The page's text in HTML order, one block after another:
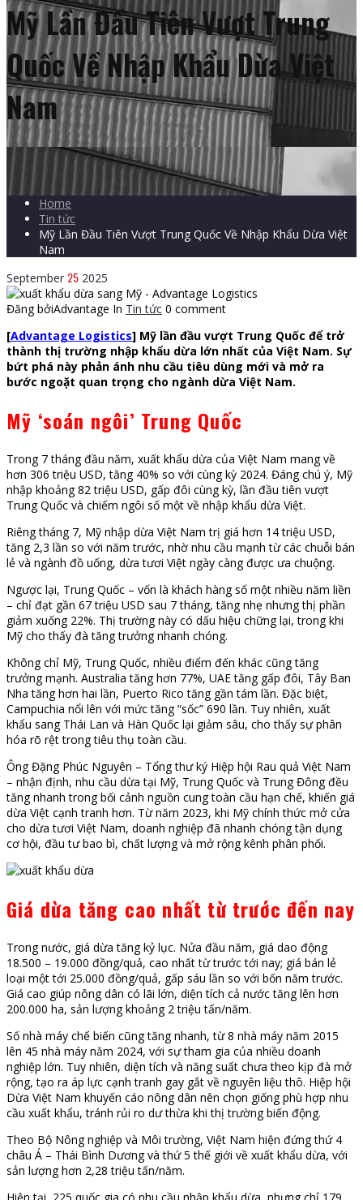
Mỹ Lần Đầu Tiên Vượt Trung
Quốc Về Nhập Khẩu Dừa Việt
Nam
Home
Tin tức
Mỹ Lần Đầu Tiên Vượt Trung Quốc Về Nhập Khẩu Dừa Việt
Nam
September 25 2025
Đăng bởiAdvantage In Tin tức 0 comment
[Advantage Logistics] Mỹ lần đầu vượt Trung Quốc để trở
thành thị trường nhập khẩu dừa lớn nhất của Việt Nam. Sự
bứt phá này phản ánh nhu cầu tiêu dùng mới và mở ra
bước ngoặt quan trọng cho ngành dừa Việt Nam.
Mỹ ‘soán ngôi’ Trung Quốc
Trong 7 tháng đầu năm, xuất khẩu dừa của Việt Nam mang về
hơn 306 triệu USD, tăng 40% so với cùng kỳ 2024. Đáng chú ý, Mỹ
nhập khoảng 82 triệu USD, gấp đôi cùng kỳ, lần đầu tiên vượt
Trung Quốc và chiếm ngôi số một về nhập khẩu dừa Việt.
Riêng tháng 7, Mỹ nhập dừa Việt Nam trị giá hơn 14 triệu USD,
tăng 2,3 lần so với năm trước, nhờ nhu cầu mạnh từ các chuỗi bán
lẻ và ngành đồ uống, dừa tươi Việt ngày càng được ưa chuộng.
Ngược lại, Trung Quốc – vốn là khách hàng số một nhiều năm liền
– chỉ đạt gần 67 triệu USD sau 7 tháng, tăng nhẹ nhưng thị phần
giảm xuống 22%. Thị trường này có dấu hiệu chững lại, trong khi
Mỹ cho thấy đà tăng trưởng nhanh chóng.
Không chỉ Mỹ, Trung Quốc, nhiều điểm đến khác cũng tăng
trưởng mạnh. Australia tăng hơn 77%, UAE tăng gấp đôi, Tây Ban
Nha tăng hơn hai lần, Puerto Rico tăng gần tám lần. Đặc biệt,
Campuchia nổi lên với mức tăng “sốc” 690 lần. Tuy nhiên, xuất
khẩu sang Thái Lan và Hàn Quốc lại giảm sâu, cho thấy sự phân
hóa rõ rệt trong tiêu thụ toàn cầu.
Ông Đặng Phúc Nguyên – Tổng thư ký Hiệp hội Rau quả Việt Nam
– nhận định, nhu cầu dừa tại Mỹ, Trung Quốc và Trung Đông đều
tăng nhanh trong bối cảnh nguồn cung toàn cầu hạn chế, khiến giá
dừa Việt cạnh tranh hơn. Từ năm 2023, khi Mỹ chính thức mở cửa
cho dừa tươi Việt Nam, doanh nghiệp đã nhanh chóng tận dụng
cơ hội, đầu tư bao bì, chất lượng và mở rộng kênh phân phối.
Giá dừa tăng cao nhất từ trước đến nay
Trong nước, giá dừa tăng kỷ lục. Nửa đầu năm, giá dao động
18.500 – 19.000 đồng/quả, cao nhất từ trước tới nay; giá bán lẻ
loại một tới 25.000 đồng/quả, gấp sáu lần so với bốn năm trước.
Giá cao giúp nông dân có lãi lớn, diện tích cả nước tăng lên hơn
200.000 ha, sản lượng khoảng 2 triệu tấn/năm.
Số nhà máy chế biến cũng tăng nhanh, từ 8 nhà máy năm 2015
lên 45 nhà máy năm 2024, với sự tham gia của nhiều doanh
nghiệp lớn. Tuy nhiên, diện tích và năng suất chưa theo kịp đà mở
rộng, tạo ra áp lực cạnh tranh gay gắt về nguyên liệu thô. Hiệp hội
Dừa Việt Nam khuyến cáo nông dân nên chọn giống phù hợp nhu
cầu xuất khẩu, tránh rủi ro dư thừa khi thị trường biến động.
Theo Bộ Nông nghiệp và Môi trường, Việt Nam hiện đứng thứ 4
châu Á – Thái Bình Dương và thứ 5 thế giới về xuất khẩu dừa, với
sản lượng hơn 2,28 triệu tấn/năm.
Hiện tại, 225 quốc gia có nhu cầu nhập khẩu dừa, nhưng chỉ 179